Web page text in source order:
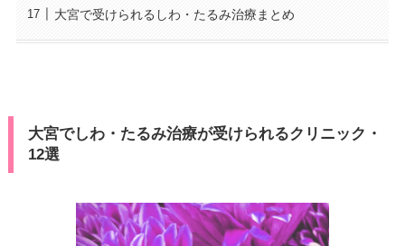
大宮で受けられるしわ・たるみ治療まとめ
大宮でしわ・たるみ治療が受けられるクリニック・
12選